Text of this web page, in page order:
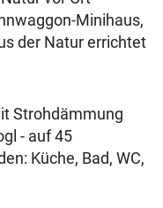
Minihaus,
der Natur errichtet
Strohdämmung
- auf 45
Küche, Bad, WC,